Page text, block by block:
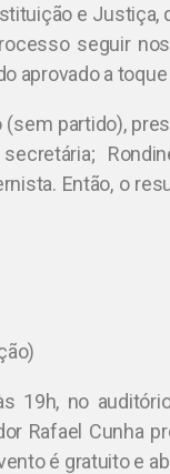
e Justiça,
seguir
aprovado a toque
partido),
Então, o
19h, no
Rafael Cunha
é gratuito e